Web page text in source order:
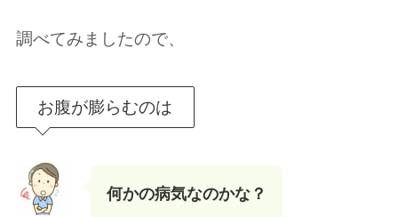
調べてみましたので、
お腹が膨らむのは
何かの病気なのかな？